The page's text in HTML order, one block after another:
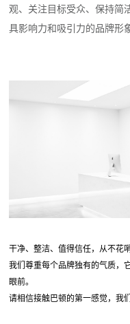
观、关注目标受众、保持简
具影响力和吸引力的品牌形
干净、整洁、值得信任，从不花哨
我们尊重每个品牌独有的气质，
眼前。
请相信接触巴顿的第一感觉，我